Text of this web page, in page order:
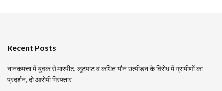
Recent Posts
नानकमत्ता में युवक से मारपीट, लूटपाट व कथित यौन उत्पीड़न के विरोध में ग्रामीणों का
प्रदर्शन, दो आरोपी गिरफ्तार